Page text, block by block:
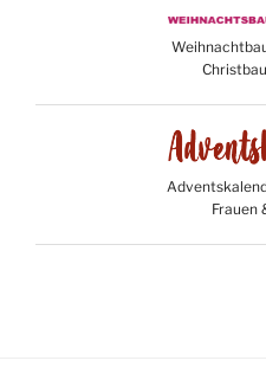
Frauen